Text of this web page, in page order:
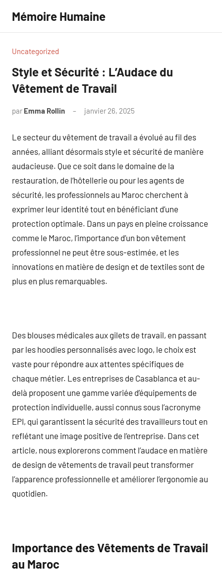
contenu
Mémoire Humaine
Uncategorized
Style et Sécurité : L’Audace du
Vêtement de Travail
par Emma Rollin janvier 26, 2025
Le secteur du vêtement de travail a évolué au fil des
années, alliant désormais style et sécurité de manière
audacieuse. Que ce soit dans le domaine de la
restauration, de l’hôtellerie ou pour les agents de
sécurité, les professionnels au Maroc cherchent à
exprimer leur identité tout en bénéficiant d’une
protection optimale. Dans un pays en pleine croissance
comme le Maroc, l’importance d’un bon vêtement
professionnel ne peut être sous-estimée, et les
innovations en matière de design et de textiles sont de
plus en plus remarquables.
Des blouses médicales aux gilets de travail, en passant
par les hoodies personnalisés avec logo, le choix est
vaste pour répondre aux attentes spécifiques de
chaque métier. Les entreprises de Casablanca et au-
delà proposent une gamme variée d’équipements de
protection individuelle, aussi connus sous l’acronyme
EPI, qui garantissent la sécurité des travailleurs tout en
reflétant une image positive de l’entreprise. Dans cet
article, nous explorerons comment l’audace en matière
de design de vêtements de travail peut transformer
l’apparence professionnelle et améliorer l’ergonomie au
quotidien.
Importance des Vêtements de Travail
au Maroc